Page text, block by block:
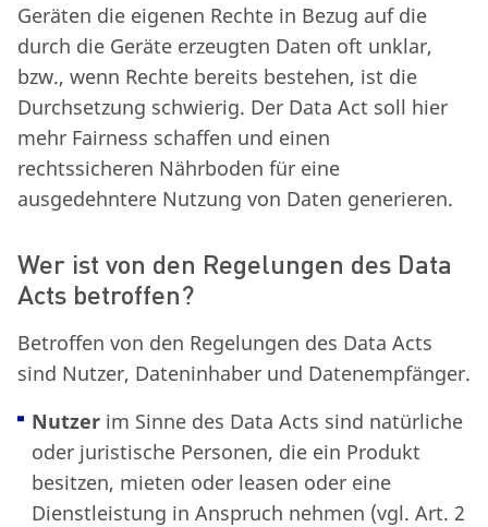
Geräten die eigenen Rechte in Bezug auf die
durch die Geräte erzeugten Daten oft unklar,
bzw., wenn Rechte bereits bestehen, ist die
Durchsetzung schwierig. Der Data Act soll hier
mehr Fairness schaffen und einen
rechtssicheren Nährboden für eine
ausgedehntere Nutzung von Daten generieren.
Wer ist von den Regelungen des Data
Acts betroffen?
Betroffen von den Regelungen des Data Acts
sind Nutzer, Dateninhaber und Datenempfänger.
Nutzer im Sinne des Data Acts sind natürliche
oder juristische Personen, die ein Produkt
besitzen, mieten oder leasen oder eine
Dienstleistung in Anspruch nehmen (vgl. Art. 2